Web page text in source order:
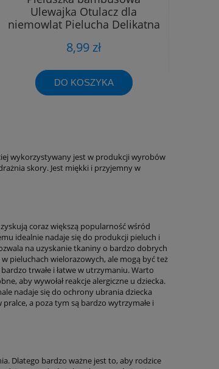
Ulewajka Otulacz dla
niemowląt Pielucha Delikatna
8,99 zł
DO KOSZYKA
wykorzystywany jest w produkcji wyrobów
skory. Jest miękki i przyjemny w
coraz większą popularność wśród
idealnie nadaje się do produkcji pieluch i
na uzyskanie tkaniny o bardzo dobrych
pieluchach wielorazowych, ale mogą być też
trwałe i łatwe w utrzymaniu. Warto
aby wywołał reakcje alergiczne u dziecka.
nadaje się do ochrony ubrania dziecka
a poza tym są bardzo wytrzymałe i
Dlatego bardzo ważne jest to, aby rodzice